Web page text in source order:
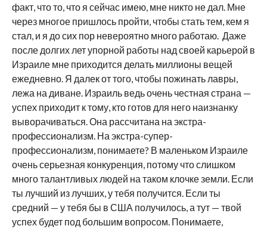
факт, что то, что я сейчас имею, мне никто не дал. Мне
через многое пришлось пройти, чтобы стать тем, кем я
стал, и я до сих пор невероятно много работаю. Даже
после долгих лет упорной работы над своей карьерой в
Израиле мне приходится делать миллионы вещей
ежедневно. Я далек от того, чтобы пожинать лавры,
лежа на диване. Израиль ведь очень честная страна —
успех приходит к тому, кто готов для него наизнанку
выворачиваться. Она рассчитана на экстра-
профессионализм. На экстра-супер-
профессионализм, понимаете? В маленьком Израиле
очень серьезная конкуренция, потому что слишком
много талантливых людей на таком клочке земли. Если
ты лучший из лучших, у тебя получится. Если ты
средний — у тебя бы в США получилось, а тут — твой
успех будет под большим вопросом. Понимаете,